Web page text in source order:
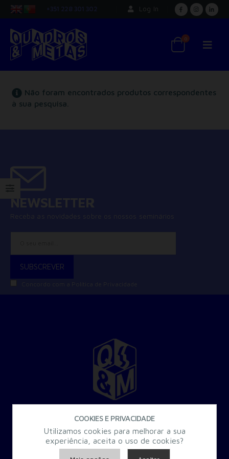
+351 228 301 302 Log In
0
Não foram encontrados produtos correspondentes
à sua pesquisa.
30 Anos a criar Formação Especializada para a Administração
COOKIES E PRIVACIDADE
Utilizamos cookies para melhorar a sua
experiência, aceita o uso de cookies?